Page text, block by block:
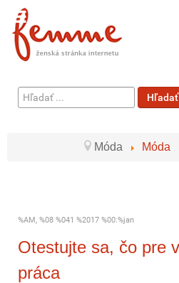
Hľadať
...
Hľadať
Móda Móda
%AM, %08 %041 %2017 %00:%jan
Otestujte sa, čo pre
práca